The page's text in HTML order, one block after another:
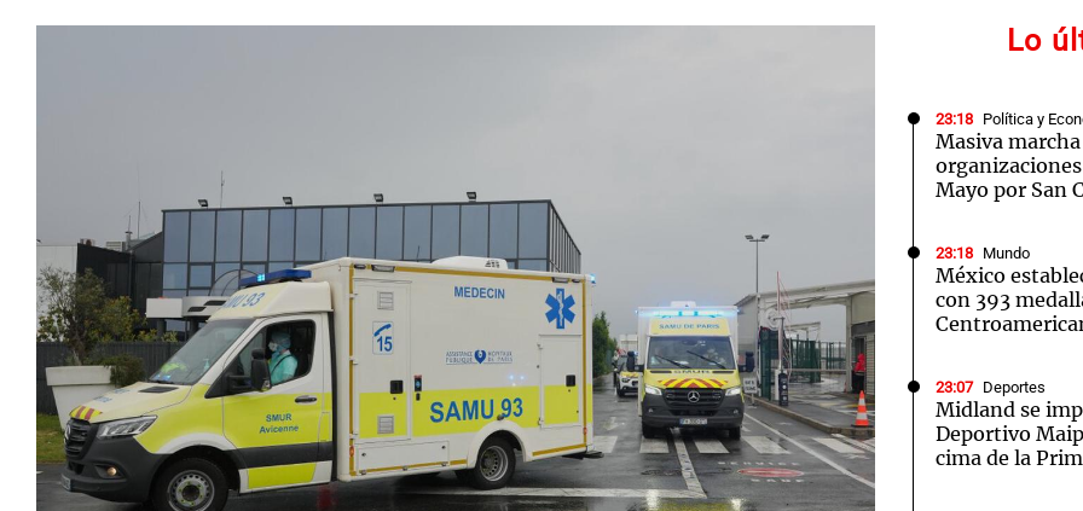
Lo
23:18 Política y
Masiva
Mayo por San
23:18 Mundo
México
con 393
23:07 Deportes
Midland se
Deportivo
cima de la